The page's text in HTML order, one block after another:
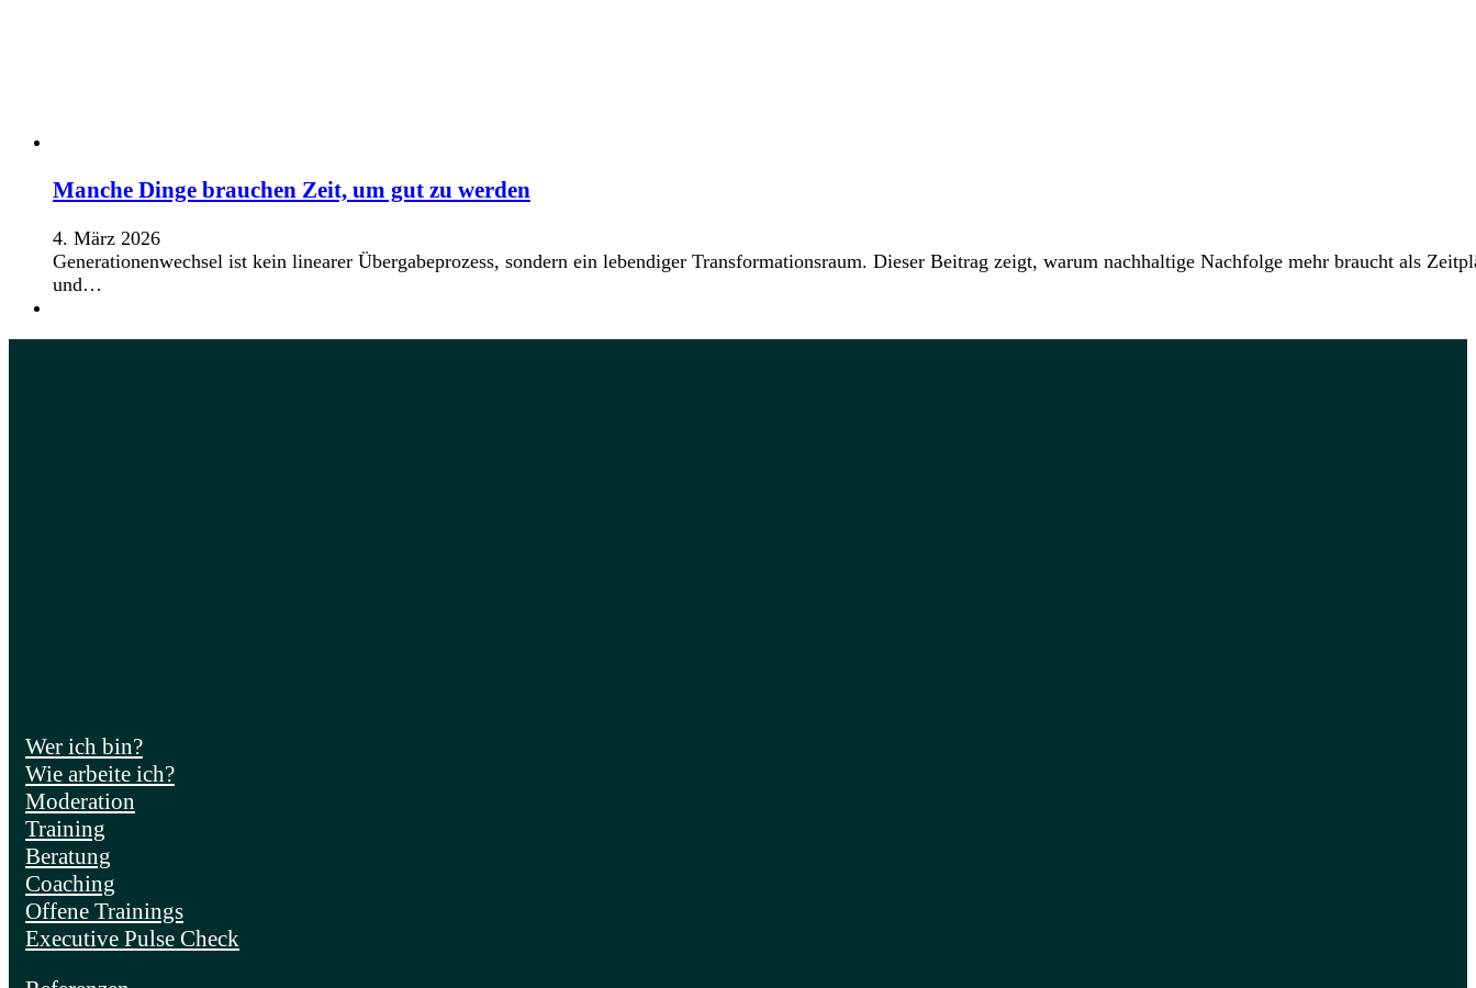
Manche Dinge brauchen Zeit, um gut zu werden
4. März 2026
Generationenwechsel ist kein linearer Übergabeprozess, sondern ein lebendiger Transformationsraum. Dieser Beitrag zeigt, warum nachhaltige Nachfolge mehr braucht als
und…
Wer ich bin?
Wie arbeite ich?
Moderation
Training
Beratung
Coaching
Offene Trainings
Executive Pulse Check